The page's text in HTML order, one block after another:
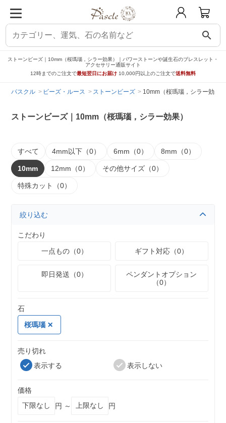
search
ストーンビーズ｜10mm（桜瑪瑙，シラー効果）｜パワーストーンや誕生石のブレスレット・
アクセサリー通販サイト
12時までのご注文で最短翌日にお届け 10,000円以上のご注文で送料無料
パスクル ビーズ・ルース ストーンビーズ 10mm（桜瑪瑙，シラー効果）
ストーンビーズ｜10mm（桜瑪瑙，シラー効果）
すべて 4mm以下（0） 6mm（0） 8mm（0）
10mm 12mm（0） その他サイズ（0）
特殊カット（0）
絞り込む
こだわり
一点もの（0）
ギフト対応（0）
即日発送（0）
ペンダントオプション
（0）
石
桜瑪瑙
売り切れ
表示する
表示しない
価格
円 ～
円